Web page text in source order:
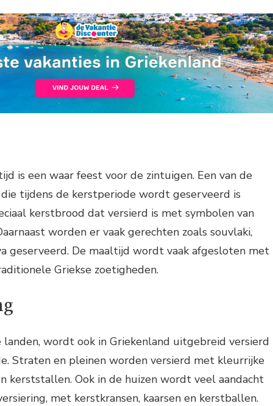
is een waar feest voor de zintuigen. Een van de
tijdens de kerstperiode wordt geserveerd is
kerstbrood dat versierd is met symbolen van
worden er vaak gerechten zoals souvlaki,
geserveerd. De maaltijd wordt vaak afgesloten met
Griekse zoetigheden.
wordt ook in Griekenland uitgebreid versierd
Straten en pleinen worden versierd met kleurrijke
kerststallen. Ook in de huizen wordt veel aandacht
met kerstkransen, kaarsen en kerstballen.